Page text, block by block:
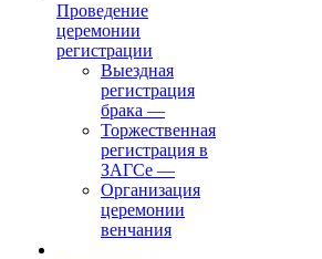
Проведение
церемонии
регистрации
Выездная
регистрация
брака —
Торжественная
регистрация в
ЗАГСе —
Организация
церемонии
венчания